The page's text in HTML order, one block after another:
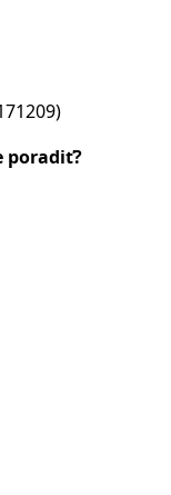
poradiť?